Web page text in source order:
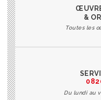
&
Toutes les
Du lundi au